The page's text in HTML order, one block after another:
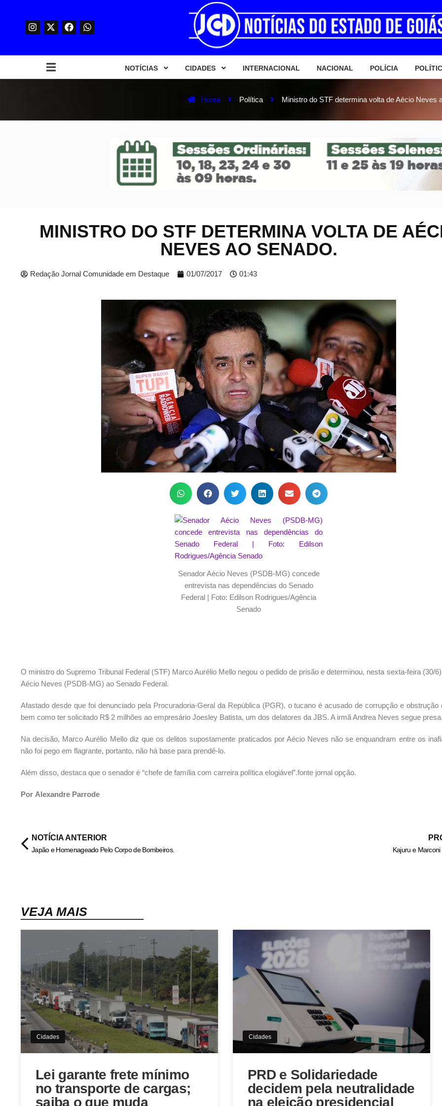
NOTÍCIAS CIDADES INTERNACIONAL NACIONAL POLÍCIA
Home Política Ministro do STF determina volta de Aécio Neves
MINISTRO DO STF DETERMINA VOLTA DE
NEVES AO SENADO.
Redação Jornal Comunidade em Destaque 01/07/2017 01:43
Senador Aécio Neves (PSDB-MG) concede
entrevista nas dependências do Senado
Federal | Foto: Edilson Rodrigues/Agência
Senado
O ministro do Supremo Tribunal Federal (STF) Marco Aurélio Mello negou o pedido de prisão e determinou, nesta sexta-feira (30/
Aécio Neves (PSDB-MG) ao Senado Federal.
Afastado desde que foi denunciado pela Procuradoria-Geral da República (PGR), o tucano é acusado de corrupção e obstrução
bem como ter solicitado R$ 2 milhões ao empresário Joesley Batista, um dos delatores da JBS. A irmã Andrea Neves segue
Na decisão, Marco Aurélio Mello diz que os delitos supostamente praticados por Aécio Neves não se enquandram entre os
não foi pego em flagrante, portanto, não há base para prendê-lo.
Além disso, destaca que o senador é “chefe de família com carreira política elogiável”.fonte jornal opção.
Por Alexandre Parrode
NOTÍCIA ANTERIOR
Japão e Homenageado Pelo Corpo de Bombeiros. Kajuru e
VEJA MAIS
Cidades
Lei garante frete mínimo
no transporte de cargas;
saiba o que muda
Cidades
PRD e Solidariedade
decidem pela neutralidade
na eleição presidencial